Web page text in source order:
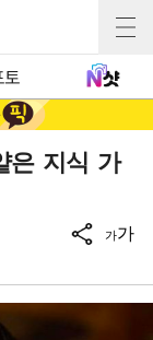
토
은 지식 가
가가